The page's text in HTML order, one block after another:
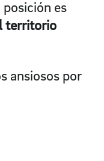
posición es
territorio
ansiosos por